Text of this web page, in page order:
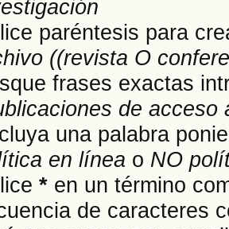
paréntesis para
((revista O
frases exactas
de acceso
una palabra
en línea o NO
* en un término
de caracteres